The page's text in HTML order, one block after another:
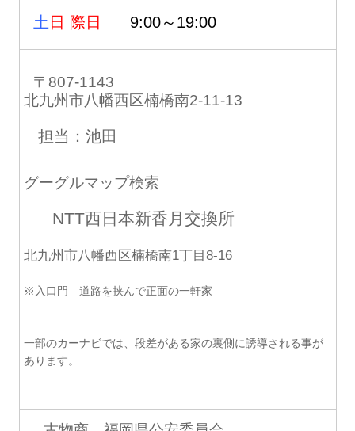
土 日 際日 9:00～19:00
〒807-1143
北九州市八幡西区楠橋南2-11-13
担当：池田
グーグルマップ検索
NTT西日本新香月交換所
北九州市八幡西区楠橋南1丁目8-16
※入口門 道路を挟んで正面の一軒家
一部のカーナビでは、段差がある家の裏側に誘導される事が
あります。